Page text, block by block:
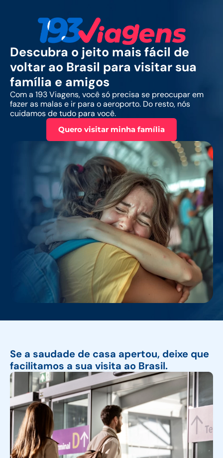
Descubra o jeito mais fácil de
voltar ao Brasil para visitar sua
família e amigos
Com a 193 Viagens, você só precisa se preocupar em
fazer as malas e ir para o aeroporto. Do resto, nós
cuidamos de tudo para você.
Quero visitar minha família
Se a saudade de casa apertou, deixe que
facilitamos a sua visita ao Brasil.